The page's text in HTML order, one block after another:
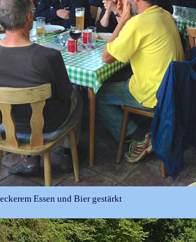
Essen und Bier gestärkt